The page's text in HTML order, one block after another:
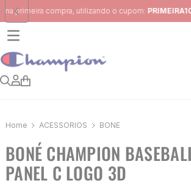
Frete Grátispara região Sudeste em pedidos
ACESSÓRIOS BONÉ
BONÉ CHAMPION
PANEL C LOGO 3D